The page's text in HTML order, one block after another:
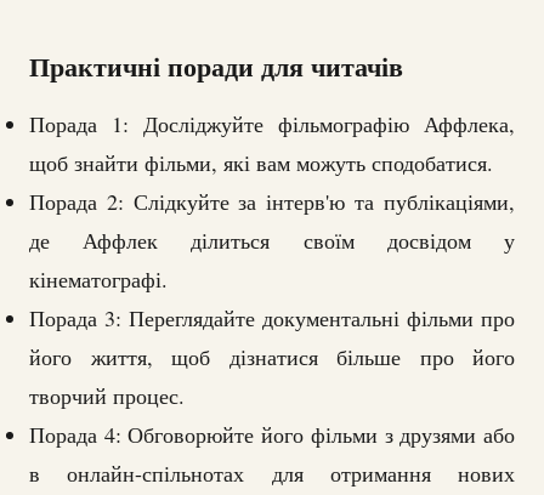
Практичні поради для читачів
Порада 1: Досліджуйте фільмографію Аффлека,
щоб знайти фільми, які вам можуть сподобатися.
Порада 2: Слідкуйте за інтерв'ю та публікаціями,
де Аффлек ділиться своїм досвідом у
кінематографі.
Порада 3: Переглядайте документальні фільми про
його життя, щоб дізнатися більше про його
творчий процес.
Порада 4: Обговорюйте його фільми з друзями або
в онлайн-спільнотах для отримання нових